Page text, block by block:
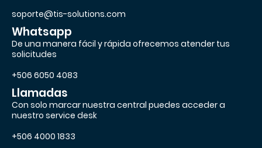
soporte@tis-solutions.com
Whatsapp
De una manera fácil y rápida ofrecemos atender tus
solicitudes
+506 6050 4083
Llamadas
Con solo marcar nuestra central puedes acceder a
nuestro service desk
+506 4000 1833